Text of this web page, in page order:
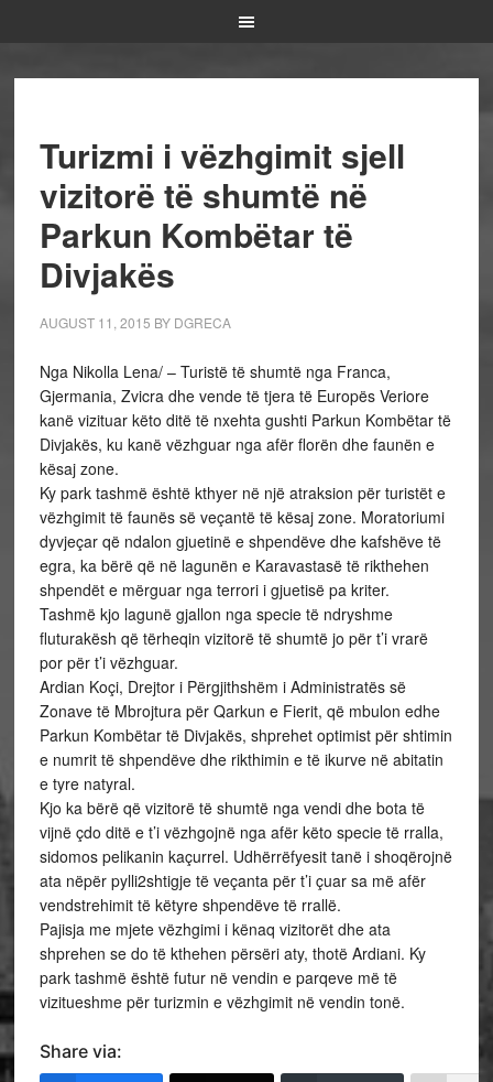
Turizmi i vëzhgimit sjell
vizitorë të shumtë në
Parkun Kombëtar të
Divjakës
AUGUST 11, 2015 BY DGRECA
Nga Nikolla Lena/ – Turistë të shumtë nga Franca,
Gjermania, Zvicra dhe vende të tjera të Europës Veriore
kanë vizituar këto ditë të nxehta gushti Parkun Kombëtar të
Divjakës, ku kanë vëzhguar nga afër florën dhe faunën e
kësaj zone.
Ky park tashmë është kthyer në një atraksion për turistët e
vëzhgimit të faunës së veçantë të kësaj zone. Moratoriumi
dyvjeçar që ndalon gjuetinë e shpendëve dhe kafshëve të
egra, ka bërë që në lagunën e Karavastasë të rikthehen
shpendët e mërguar nga terrori i gjuetisë pa kriter.
Tashmë kjo lagunë gjallon nga specie të ndryshme
fluturakësh që tërheqin vizitorë të shumtë jo për t’i vrarë
por për t’i vëzhguar.
Ardian Koçi, Drejtor i Përgjithshëm i Administratës së
Zonave të Mbrojtura për Qarkun e Fierit, që mbulon edhe
Parkun Kombëtar të Divjakës, shprehet optimist për shtimin
e numrit të shpendëve dhe rikthimin e të ikurve në abitatin
e tyre natyral.
Kjo ka bërë që vizitorë të shumtë nga vendi dhe bota të
vijnë çdo ditë e t’i vëzhgojnë nga afër këto specie të rralla,
sidomos pelikanin kaçurrel. Udhërrëfyesit tanë i shoqërojnë
ata nëpër pylli2shtigje të veçanta për t’i çuar sa më afër
vendstrehimit të këtyre shpendëve të rrallë.
Pajisja me mjete vëzhgimi i kënaq vizitorët dhe ata
shprehen se do të kthehen përsëri aty, thotë Ardiani. Ky
park tashmë është futur në vendin e parqeve më të
vizitueshme për turizmin e vëzhgimit në vendin tonë.
Share via: